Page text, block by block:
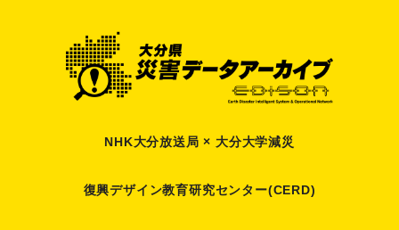
NHK大分放送局 × 大分大学減災
復興デザイン教育研究センター(CERD)